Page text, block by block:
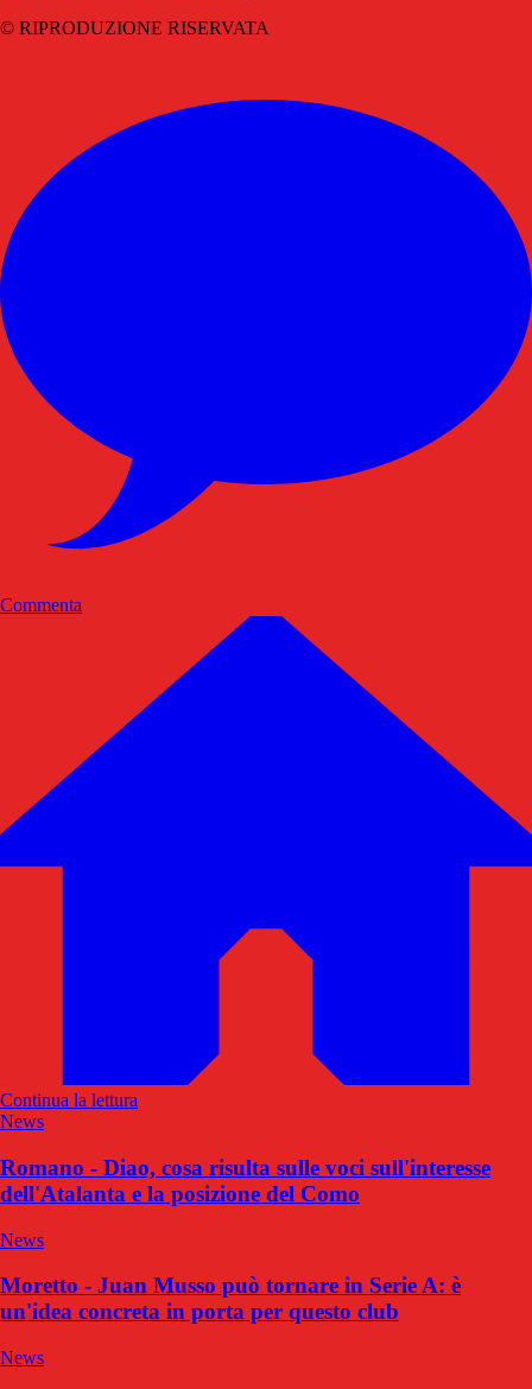
© RIPRODUZIONE RISERVATA
Commenta
Continua la lettura
News
Romano - Diao, cosa risulta sulle voci sull'interesse
dell'Atalanta e la posizione del Como
News
Moretto - Juan Musso può tornare in Serie A: è
un'idea concreta in porta per questo club
News